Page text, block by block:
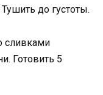
до густоты.
сливками
Готовить 5